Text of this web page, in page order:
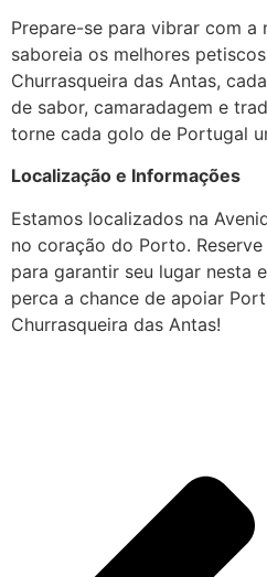
Prepare-se para vibrar com a
saboreia os melhores
Churrasqueira das Antas,
de sabor, camaradagem e
torne cada golo de Portugal
Localização e Informações
Estamos localizados na
no coração do Porto.
para garantir seu lugar nesta
perca a chance de apoiar
Churrasqueira das Antas!